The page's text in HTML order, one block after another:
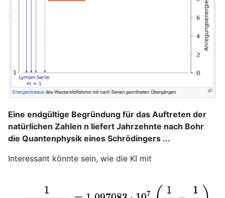
Eine endgültige Begründung für das Auftreten der
natürlichen Zahlen n liefert Jahrzehnte nach Bohr
die Quantenphysik eines Schrödingers ...
Interessant könnte sein, wie die KI mit